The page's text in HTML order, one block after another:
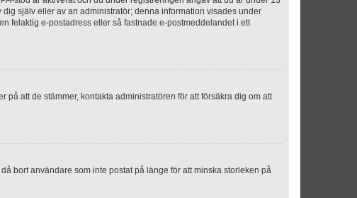
själv eller av an administratör; denna information visades under
felaktig e-postadress eller så fastnade e-postmeddelandet i ett
att de stämmer, kontakta administratören för att försäkra dig om att
bort användare som inte postat på länge för att minska storleken på